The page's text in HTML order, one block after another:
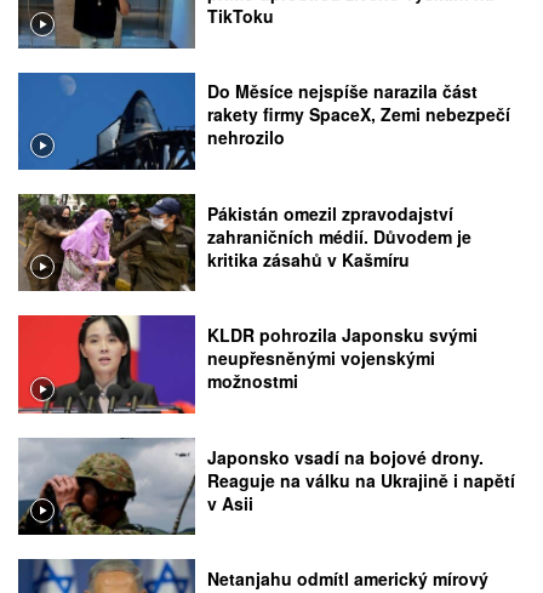
TikToku
Do Měsíce nejspíše narazila část
rakety firmy SpaceX, Zemi nebezpečí
nehrozilo
Pákistán omezil zpravodajství
zahraničních médií. Důvodem je
kritika zásahů v Kašmíru
KLDR pohrozila Japonsku svými
neupřesněnými vojenskými
možnostmi
Japonsko vsadí na bojové drony.
Reaguje na válku na Ukrajině i napětí
v Asii
Netanjahu odmítl americký mírový